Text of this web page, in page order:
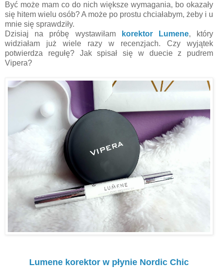
Być może mam co do nich większe wymagania, bo okazały
się hitem wielu osób? A może po prostu chciałabym, żeby i u
mnie się sprawdziły.
Dzisiaj na próbę wystawiłam
korektor Lumene, który
widziałam już wiele razy w recenzjach. Czy wyjątek
potwierdza regułę? Jak spisał się w duecie z pudrem
Vipera?
Lumene korektor w płynie Nordic Chic